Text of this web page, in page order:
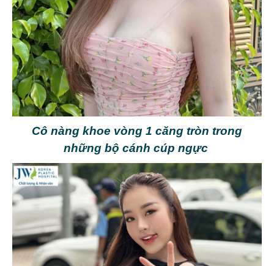
Cô nàng khoe vòng 1 căng tròn trong
những bộ cánh cúp ngực